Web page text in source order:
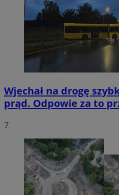
Wjechał na drogę
prąd. Odpowie za to
7